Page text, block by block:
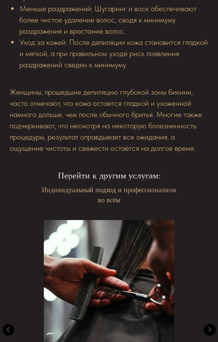
Меньше раздражений: Шугаринг и воск обеспечивают
более чистое удаление волос, сводя к минимуму
раздражения и врастание волос.
Уход за кожей: После депиляции кожа становится гладкой
и мягкой, а при правильном уходе риск появления
раздражений сведен к минимуму.
Женщины, прошедшие депиляцию глубокой зоны бикини,
часто отмечают, что кожа остается гладкой и ухоженной
намного дольше, чем после обычного бритья. Многие также
подчеркивают, что несмотря на некоторую болезненность
процедуры, результат оправдывает все ожидания, а
ощущение чистоты и свежести остаётся на долгое время.
Индивидуальный подход и профессионализм
во всём
Перейти к другим услугам: